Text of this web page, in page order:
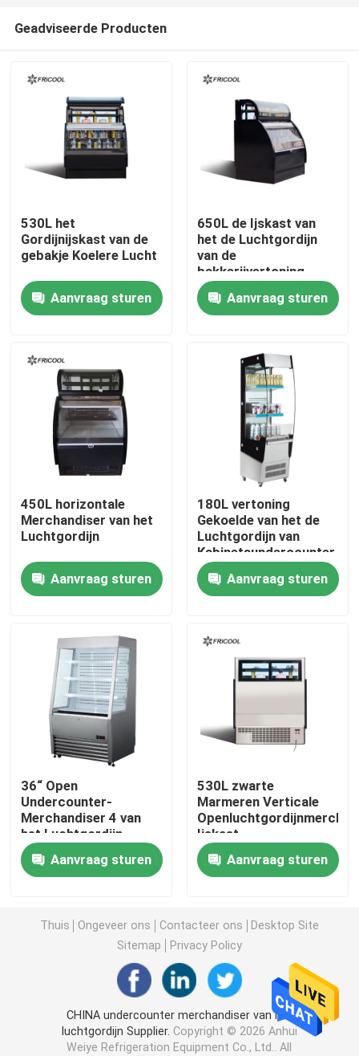
Thuis
Producten
Fabrieksreis
Kwaliteitscontrole
Alle Gevallen
Gekoelde BakkerijVitrine
Gekoeld Delicatessenwinkelgeval
Merchandisers van de glasdeur
de diepvriezer van de roomijsvertoning
Bereik in Ijskast
onder tegenkoelkastdiepvriezer
De Ijskast van het luchtgordijn
de koeler van de vleesvertoning
Commerciële ijsmaker
Geadviseerde Producten
530L het
Gordijnijskast van de
gebakje Koelere Lucht
Aanvraag sturen
650L de Ijskast van
het de Luchtgordijn
van de
bakkerijvertoning
Aanvraag sturen
450L horizontale
Merchandiser van het
Luchtgordijn
Aanvraag sturen
180L vertoning
Gekoelde van het de
Luchtgordijn van
Kabinetsundercounter
Merchandiser ETL
Aanvraag sturen
36“ Open
Undercounter-
Merchandiser 4 van
het Luchtgordijn
Shleves
Aanvraag sturen
530L zwarte
Marmeren Verticale
Ijskast
Aanvraag sturen
Thuis Ongeveer ons Contacteer ons
Desktop Site
Sitemap
Privacy Policy
CHINA undercounter merchandiser van het
luchtgordijn Supplier. Copyright © 2026 Anhui
Weiye Refrigeration Equipment Co., Ltd.. All